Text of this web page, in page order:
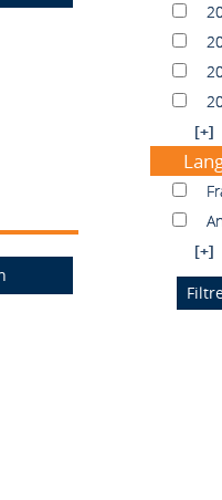
2025
2024
2023
2022
[+]
Anglais
[+]